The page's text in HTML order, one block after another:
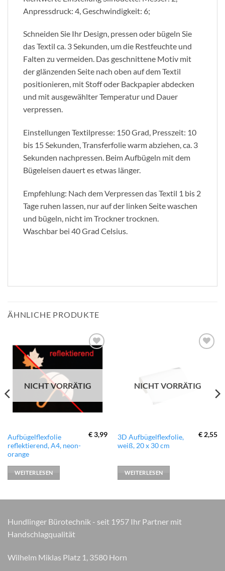
Anpressdruck: 4, Geschwindigkeit: 6;
Schneiden Sie Ihr Design, pressen oder bügeln Sie
das Textil ca. 3 Sekunden, um die Restfeuchte und
Falten zu vermeiden. Das geschnittene Motiv mit
der glänzenden Seite nach oben auf dem Textil
positionieren, mit Stoff oder Backpapier abdecken
und mit ausgewählter Temperatur und Dauer
verpressen.
Einstellungen Textilpresse: 150 Grad, Presszeit: 10
bis 15 Sekunden, Transferfolie warm abziehen, ca. 3
Sekunden nachpressen. Beim Aufbügeln mit dem
Bügeleisen dauert es etwas länger.
Empfehlung: Nach dem Verpressen das Textil 1 bis 2
Tage ruhen lassen, nur auf der linken Seite waschen
und bügeln, nicht im Trockner trocknen.
Waschbar bei 40 Grad Celsius.
ÄHNLICHE PRODUKTE
zur
hinzufügen
NICHT VORRÄTIG
Aufbügelflexfolie
reflektierend, A4, neon-
orange
€3,99
WEITERLESEN
NICHT VORRÄTIG
3D Aufbügelflexfolie,
weiß, 20 x 30 cm
€2,55
WEITERLESEN
Hundlinger Bürotechnik - seit 1957 Ihr Partner mit
Handschlagqualität
Wilhelm Miklas Platz 1, 3580 Horn